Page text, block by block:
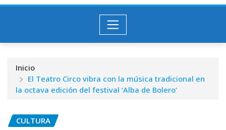
Inicio
El Teatro Circo vibra con la música tradicional en
la octava edición del festival ‘Alba de Bolero’
CULTURA